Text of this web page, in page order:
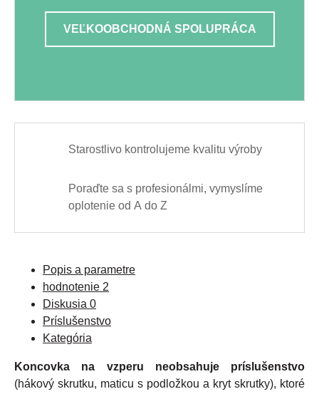
VEĽKOOBCHODNÁ SPOLUPRÁCA
Starostlivo kontrolujeme kvalitu výroby
Poraďte sa s profesionálmi, vymyslíme
oplotenie od A do Z
Popis a parametre
hodnotenie 2
Diskusia 0
Príslušenstvo
Kategória
Koncovka na vzperu neobsahuje príslušenstvo
(hákový skrutku, maticu s podložkou a kryt skrutky), ktoré